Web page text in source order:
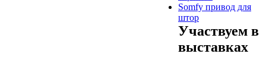
Somfy привод для
штор
Участвуем в
выставках